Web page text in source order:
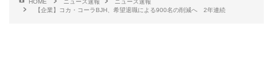
HOME ニュース速報
ニュース速報
【企業】コカ・コーラBJH、希望退職による900名の削減へ 2年連続